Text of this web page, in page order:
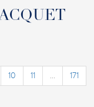
10 11 ...
171